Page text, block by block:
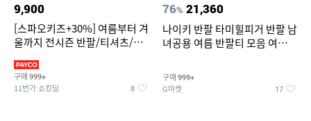
9,900
[스파오키즈+30%] 여름부터 겨
울까지 전시즌 반팔/티셔츠/셋
구매 999+
11번가 쇼킹딜 8
76% 21,360
나이키 반팔 타미힐피거 반팔 남
녀공용 여름 반팔티 모음 여름
구매 999+
G마켓 17